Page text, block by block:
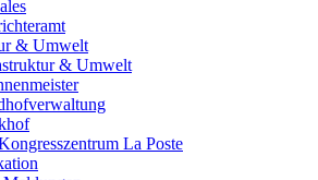
& Umwelt
& Umwelt
La Poste